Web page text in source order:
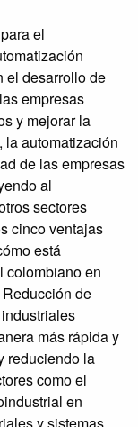
el
el desarrollo de
empresas
y mejorar la
la automatización
de las empresas
al
sectores
cinco ventajas
está
colombiano en
de
más rápida y
reduciendo la
como el
en
y sistemas